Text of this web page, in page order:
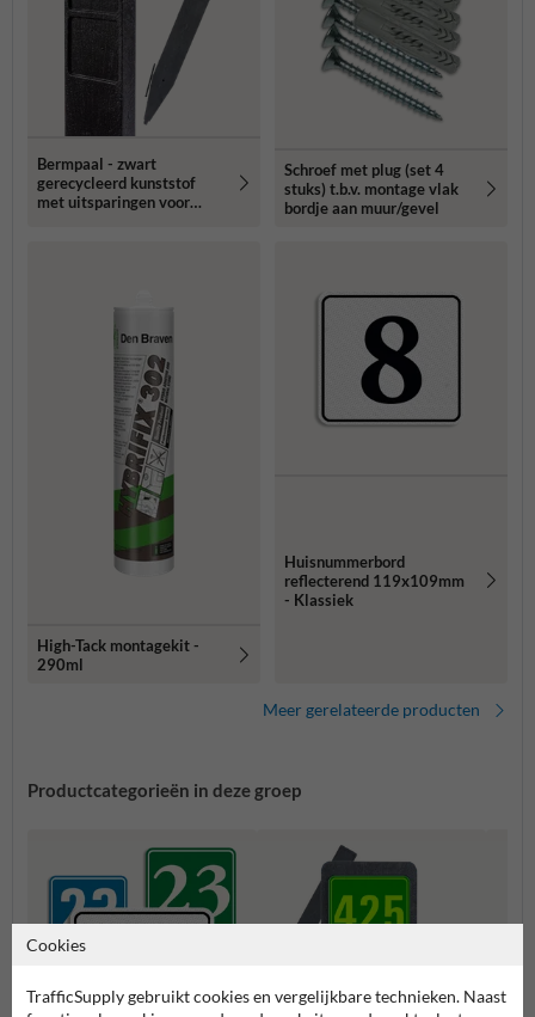
Bermpaal - zwart
gerecycleerd kunststof
met uitsparingen voor
Schroef met plug (set 4
stuks) t.b.v. montage vlak
bordje aan muur/gevel
High-Tack montagekit -
290ml
Huisnummerbord
reflecterend 119x109mm
- Klassiek
Meer gerelateerde producten
Productcategorieën in deze groep
Cookies
TrafficSupply gebruikt cookies en vergelijkbare technieken. Naast